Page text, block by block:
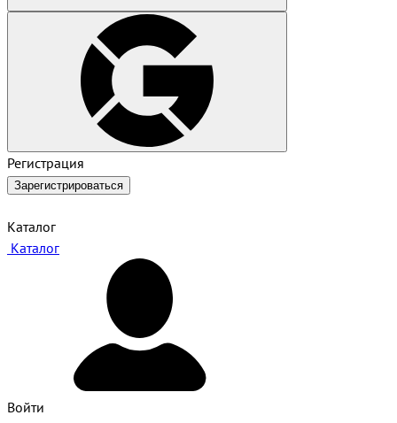
Регистрация
Зарегистрироваться
Каталог
Каталог
Войти